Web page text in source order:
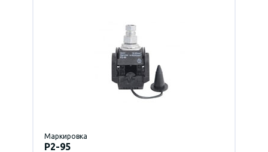
Маркировка
P2-95